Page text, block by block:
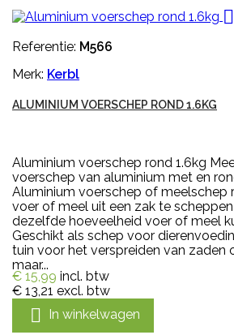

Referentie: M566
Merk: Kerbl
ALUMINIUM VOERSCHEP ROND 1.6KG
Aluminium voerschep rond 1.6kg
voerschep van aluminium met en
Aluminium voerschep of meelschep
voer of meel uit een zak te
dezelfde hoeveelheid voer of meel
Geschikt als schep voor
tuin voor het verspreiden van zaden
maar...
€ 15,99 incl. btw
€ 13,21 excl. btw
 In winkelwagen